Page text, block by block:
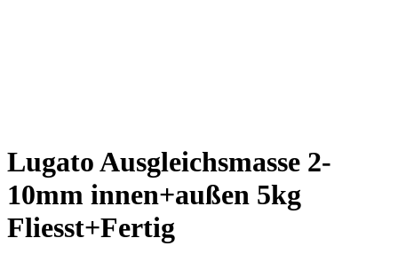
Lugato Ausgleichsmasse 2-
10mm innen+außen 5kg
Fliesst+Fertig